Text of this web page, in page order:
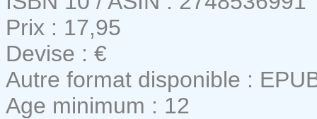
Prix : 17,95
Devise : €
Autre format disponible :
Age minimum : 12